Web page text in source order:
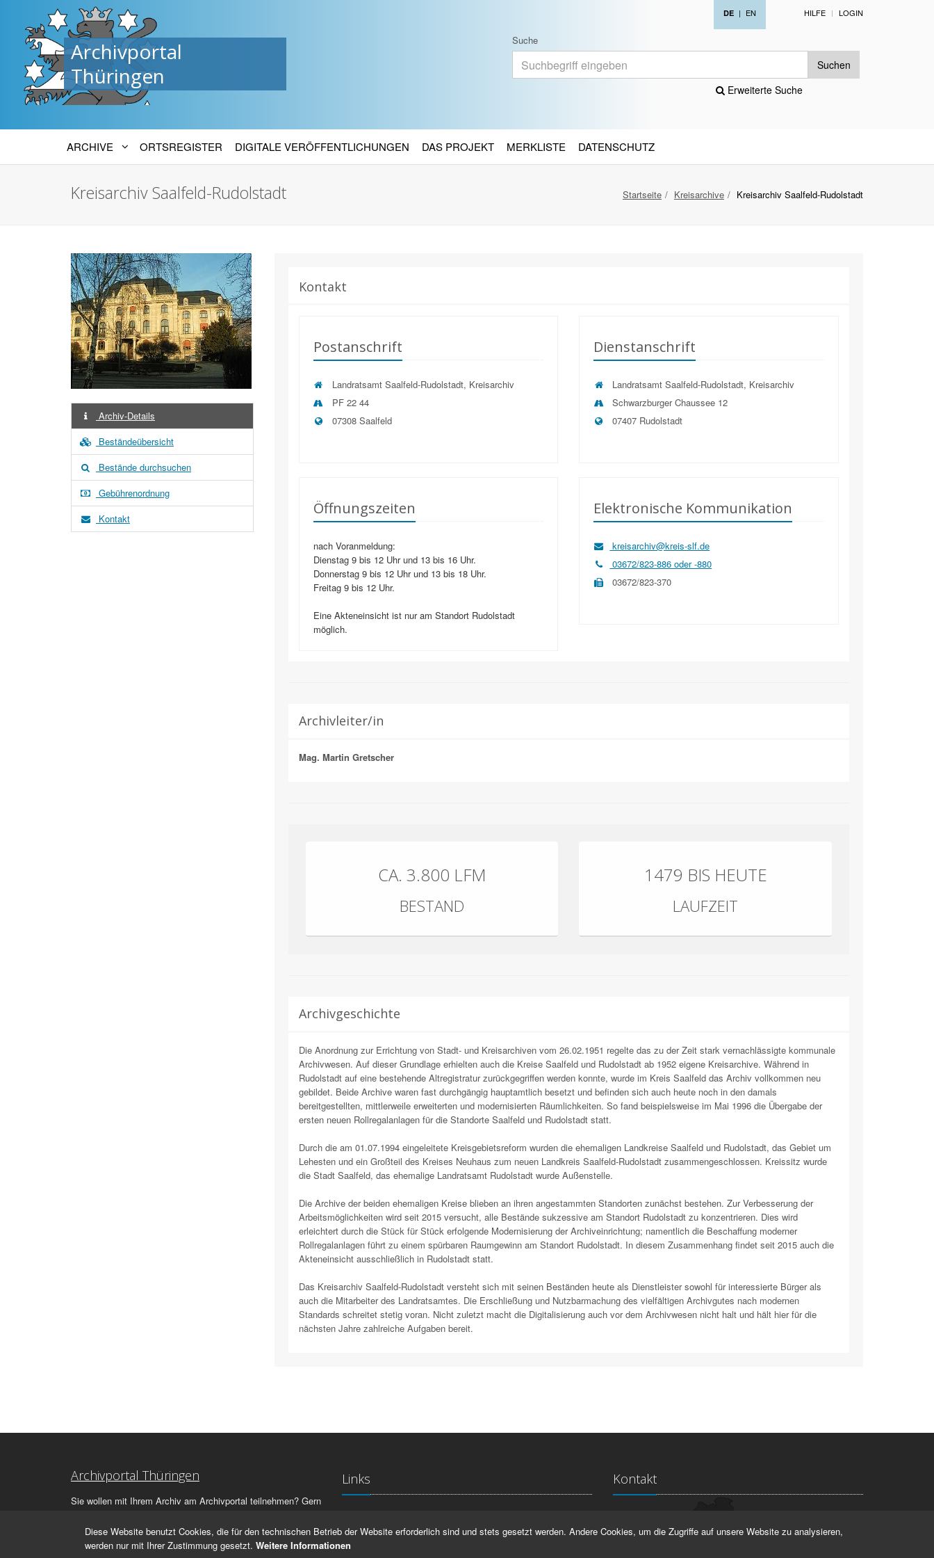
Archivportal
Thüringen
DE | EN HILFE LOGIN
Suche
Suchen
Erweiterte Suche
ARCHIVE ORTSREGISTER DIGITALE VERÖFFENTLICHUNGEN DAS PROJEKT MERKLISTE DATENSCHUTZ
Startseite Kreisarchive Kreisarchiv Saalfeld-Rudolstadt
Kreisarchiv Saalfeld-Rudolstadt
Archiv-Details
Beständeübersicht
Bestände durchsuchen
Gebührenordnung
Kontakt
Kontakt
Postanschrift
Landratsamt Saalfeld-Rudolstadt, Kreisarchiv
PF 22 44
07308 Saalfeld
Dienstanschrift
Landratsamt Saalfeld-Rudolstadt, Kreisarchiv
Schwarzburger Chaussee 12
07407 Rudolstadt
Öffnungszeiten
nach Voranmeldung:
Dienstag 9 bis 12 Uhr und 13 bis 16 Uhr.
Donnerstag 9 bis 12 Uhr und 13 bis 18 Uhr.
Freitag 9 bis 12 Uhr.
Eine Akteneinsicht ist nur am Standort Rudolstadt
möglich.
Elektronische Kommunikation
kreisarchiv@kreis-slf.de
03672/823-886 oder -880
03672/823-370
Archivleiter/in
Mag. Martin Gretscher
CA. 3.800 LFM
BESTAND
1479 BIS HEUTE
LAUFZEIT
Archivgeschichte
Die Anordnung zur Errichtung von Stadt- und Kreisarchiven vom 26.02.1951 regelte das zu der Zeit stark vernachlässigte kommunale
Archivwesen. Auf dieser Grundlage erhielten auch die Kreise Saalfeld und Rudolstadt ab 1952 eigene Kreisarchive. Während in
Rudolstadt auf eine bestehende Altregistratur zurückgegriffen werden konnte, wurde im Kreis Saalfeld das Archiv vollkommen neu
gebildet. Beide Archive waren fast durchgängig hauptamtlich besetzt und befinden sich auch heute noch in den damals
bereitgestellten, mittlerweile erweiterten und modernisierten Räumlichkeiten. So fand beispielsweise im Mai 1996 die Übergabe der
ersten neuen Rollregalanlagen für die Standorte Saalfeld und Rudolstadt statt.
Durch die am 01.07.1994 eingeleitete Kreisgebietsreform wurden die ehemaligen Landkreise Saalfeld und Rudolstadt, das Gebiet um
Lehesten und ein Großteil des Kreises Neuhaus zum neuen Landkreis Saalfeld-Rudolstadt zusammengeschlossen. Kreissitz wurde
die Stadt Saalfeld, das ehemalige Landratsamt Rudolstadt wurde Außenstelle.
Die Archive der beiden ehemaligen Kreise blieben an ihren angestammten Standorten zunächst bestehen. Zur Verbesserung der
Arbeitsmöglichkeiten wird seit 2015 versucht, alle Bestände sukzessive am Standort Rudolstadt zu konzentrieren. Dies wird
erleichtert durch die Stück für Stück erfolgende Modernisierung der Archiveinrichtung; namentlich die Beschaffung moderner
Rollregalanlagen führt zu einem spürbaren Raumgewinn am Standort Rudolstadt. In diesem Zusammenhang findet seit 2015 auch die
Akteneinsicht ausschließlich in Rudolstadt statt.
Das Kreisarchiv Saalfeld-Rudolstadt versteht sich mit seinen Beständen heute als Dienstleister sowohl für interessierte Bürger als
auch die Mitarbeiter des Landratsamtes. Die Erschließung und Nutzbarmachung des vielfältigen Archivgutes nach modernen
Standards schreitet stetig voran. Nicht zuletzt macht die Digitalisierung auch vor dem Archivwesen nicht halt und hält hier für die
nächsten Jahre zahlreiche Aufgaben bereit.
Archivportal Thüringen
Sie wollen mit Ihrem Archiv am Archivportal teilnehmen? Gern
Links
HILFE
Kontakt
Marstallstr. 2
Diese Website benutzt Cookies, die für den technischen Betrieb der Website erforderlich sind und stets gesetzt werden. Andere Cookies, um die Zugriffe auf unsere Website zu analysieren,
werden nur mit Ihrer Zustimmung gesetzt. Weitere Informationen